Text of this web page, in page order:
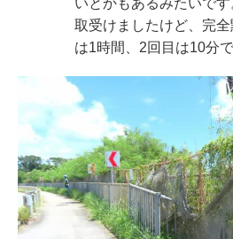
いとかもあるみたいで
取受けましたけど、完
は1時間、2回目は10分